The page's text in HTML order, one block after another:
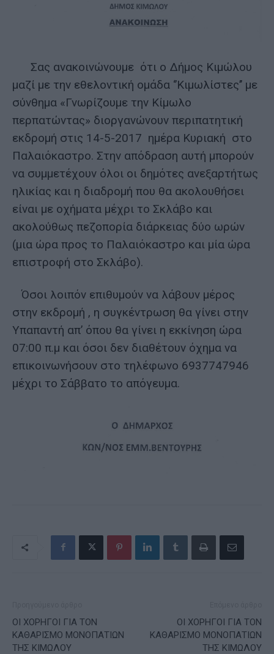
Σας ανακοινώνουμε ότι ο Δήμος Κιμώλου
μαζί με την εθελοντική ομάδα ‘’Κιμωλίστες’’ με
σύνθημα «Γνωρίζουμε την Κίμωλο
περπατώντας» διοργανώνουν περιπατητική
εκδρομή στις 14-5-2017 ημέρα Κυριακή στο
Παλαιόκαστρο. Στην απόδραση αυτή μπορούν
να συμμετέχουν όλοι οι δημότες ανεξαρτήτως
ηλικίας και η διαδρομή που θα ακολουθήσει
είναι με οχήματα μέχρι το Σκλάβο και
ακολούθως πεζοπορία διάρκειας δύο ωρών
(μια ώρα προς το Παλαιόκαστρο και μία ώρα
επιστροφή στο Σκλάβο).
Όσοι λοιπόν επιθυμούν να λάβουν μέρος
στην εκδρομή , η συγκέντρωση θα γίνει στην
Υπαπαντή απ’ όπου θα γίνει η εκκίνηση ώρα
07:00 π.μ και όσοι δεν διαθέτουν όχημα να
επικοινωνήσουν στο τηλέφωνο 6937747946
μέχρι το Σάββατο το απόγευμα.
ΟΙ ΧΟΡΗΓΟΙ ΓΙΑ ΤΟΝ
ΚΑΘΑΡΙΣΜΟ ΜΟΝΟΠΑΤΙΩΝ
ΤΗΣ ΚΙΜΩΛΟΥ
ΟΙ ΧΟΡΗΓΟΙ ΓΙΑ ΤΟΝ
ΚΑΘΑΡΙΣΜΟ ΜΟΝΟΠΑΤΙΩΝ
ΤΗΣ ΚΙΜΩΛΟΥ